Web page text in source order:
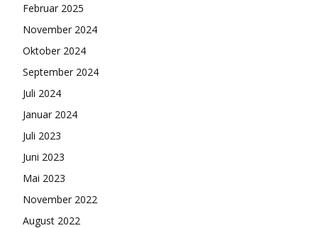
Februar 2025
November 2024
Oktober 2024
September 2024
Juli 2024
Januar 2024
Juli 2023
Juni 2023
Mai 2023
November 2022
August 2022